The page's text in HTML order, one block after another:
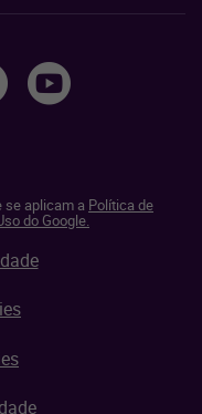
se aplicam a Política de
do Google.